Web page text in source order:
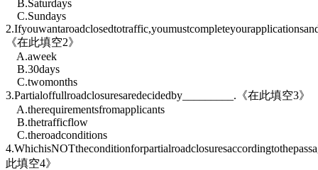
B.Saturdays
C.Sundays
《在此填空2》
A.aweek
B.30days
C.twomonths
3.Partialoffullroadclosuresaredecidedby_________.《在此填空3》
A.therequirementsfromapplicants
B.thetrafficflow
C.theroadconditions
此填空4》